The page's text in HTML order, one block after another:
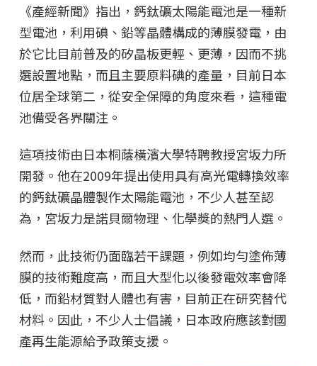
《產經新聞》指出，鈣鈦礦太陽能電池是一種新
型電池，利用碘、鉛等晶體構成的薄膜發電，由
於它比目前普及的矽晶板更輕、更薄，因而不挑
選設置地點，而且主要原料碘的產量，目前日本
位居全球第二，從安全保障的角度來看，這種電
池備受各界關注。
這項技術由日本桐蔭橫濱大學特聘教授宮坂力所
開發。他在2009年提出使用具有高光電轉換效率
的鈣鈦礦晶體製作太陽能電池，不少人甚至認
為，宮坂力是諾貝爾物理、化學獎的熱門人選。
然而，此技術仍面臨若干課題，例如均勻塗佈薄
膜的技術難度高，而且大型化以後發電效率會降
低，而鉛材質對人體也有害，目前正在研究替代
材料。因此，不少人士倡議，日本政府應該對國
產再生能源給予政策支援。